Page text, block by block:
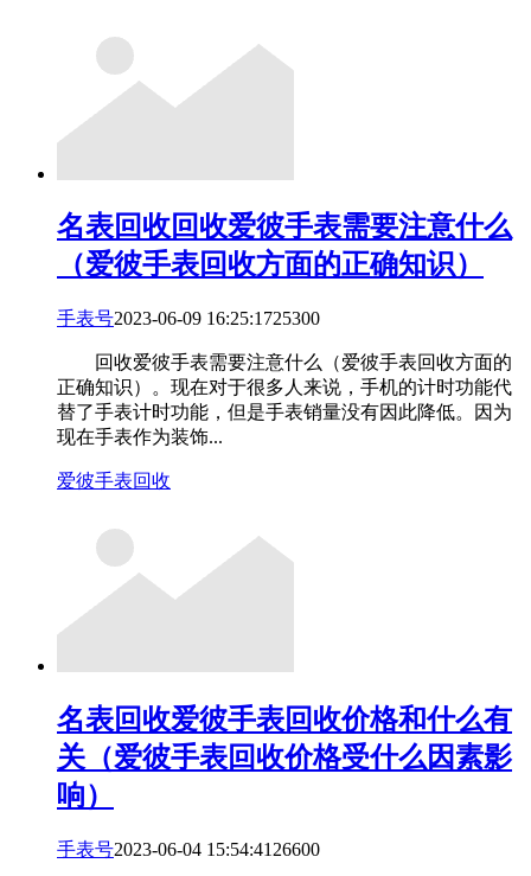
名表回收回收爱彼手表需要注意什么
（爱彼手表回收方面的正确知识）
手表号2023-06-09 16:25:1725300
回收爱彼手表需要注意什么（爱彼手表回收方面的
正确知识）。现在对于很多人来说，手机的计时功能代
替了手表计时功能，但是手表销量没有因此降低。因为
现在手表作为装饰...
爱彼手表回收
名表回收爱彼手表回收价格和什么有
关（爱彼手表回收价格受什么因素影
响）
手表号2023-06-04 15:54:41 26600